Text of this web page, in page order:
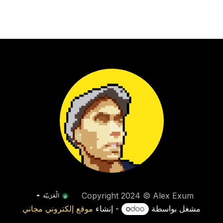
Copyright 2024 © Alex Exum الْعَرَبيّة
مشغل بواسطة - إنشاء موقع إلكتروني مجاني